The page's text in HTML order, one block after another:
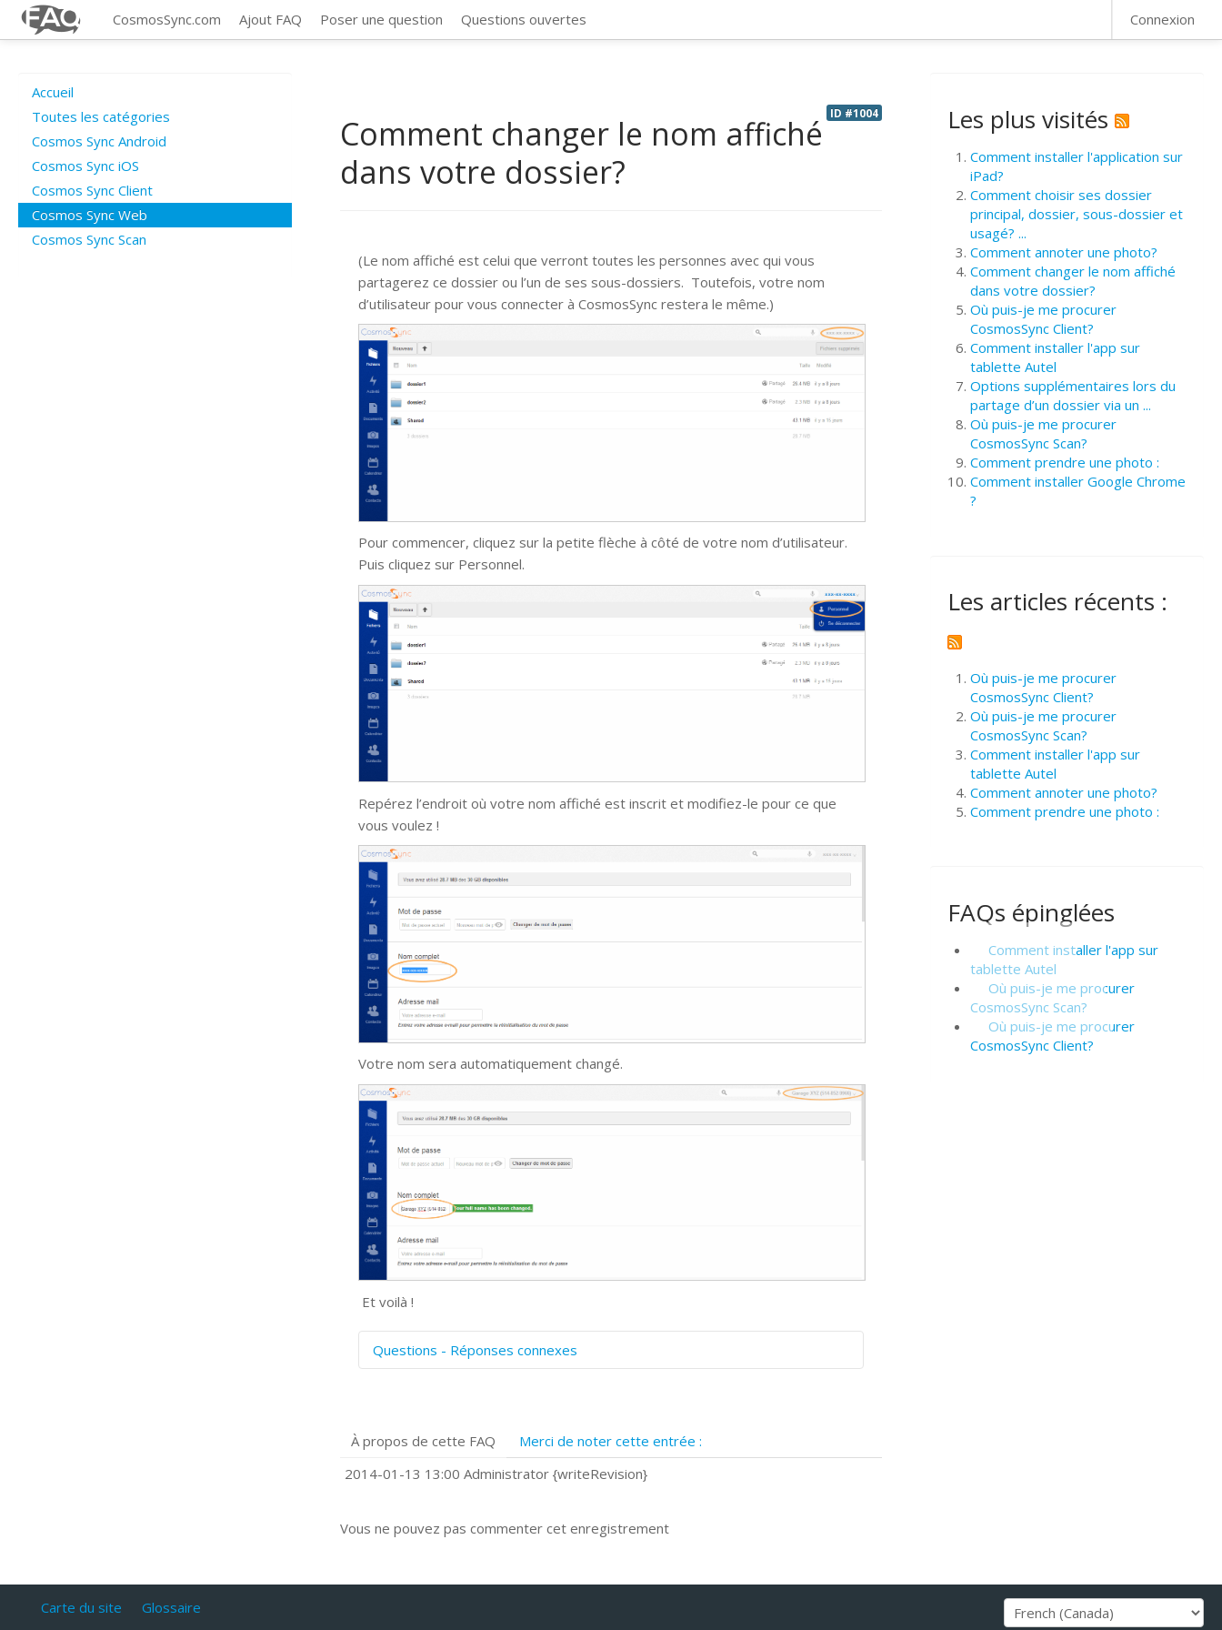
CosmosSync.com Ajout FAQ Poser une question Questions ouvertes Connexion
Accueil
Toutes les catégories
Cosmos Sync Android
Cosmos Sync iOS
Cosmos Sync Client
Cosmos Sync Web
Cosmos Sync Scan
ID #1004
Comment changer le nom affiché
dans votre dossier?
(Le nom affiché est celui que verront toutes les personnes avec qui vous
partagerez ce dossier ou l’un de ses sous-dossiers. Toutefois, votre nom
d’utilisateur pour vous connecter à CosmosSync restera le même.)
Pour commencer, cliquez sur la petite flèche à côté de votre nom d’utilisateur.
Puis cliquez sur Personnel.
Repérez l’endroit où votre nom affiché est inscrit et modifiez-le pour ce que
vous voulez !
Votre nom sera automatiquement changé.
Et voilà !
Questions - Réponses connexes
Quels navigateurs web sont supportés ?
Comment installer Google Chrome ?
À propos de cette FAQ
Merci de noter cette entrée :
2014-01-13 13:00 Administrator {writeRevision}
Vous ne pouvez pas commenter cet enregistrement
Les plus visités
Comment installer l'application sur
iPad?
Comment choisir ses dossier
principal, dossier, sous-dossier et
usagé? ...
Comment annoter une photo?
Comment changer le nom affiché
dans votre dossier?
Où puis-je me procurer
CosmosSync Client?
Comment installer l'app sur
tablette Autel
Options supplémentaires lors du
partage d’un dossier via un ...
Où puis-je me procurer
CosmosSync Scan?
Comment prendre une photo :
Comment installer Google Chrome
?
Les articles récents :
Où puis-je me procurer
CosmosSync Client?
Où puis-je me procurer
CosmosSync Scan?
Comment installer l'app sur
tablette Autel
Comment annoter une photo?
Comment prendre une photo :
FAQs épinglées
Comment installer l'app sur
tablette Autel
Où puis-je me procurer
CosmosSync Scan?
Où puis-je me procurer
CosmosSync Client?
Carte du site Glossaire